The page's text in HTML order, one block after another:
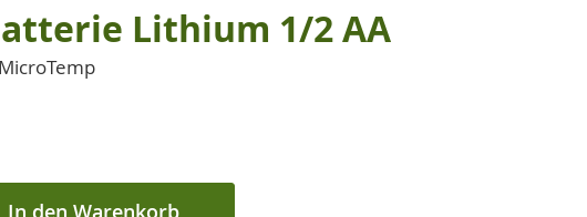
Lithium 1/2 AA
In den Warenkorb